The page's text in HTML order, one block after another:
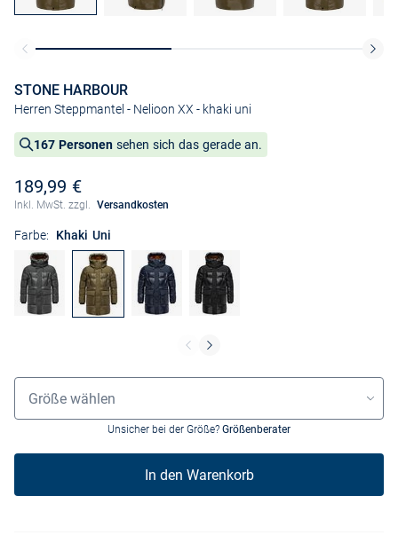
STONE HARBOUR
Herren Steppmantel - Nelioon XX - khaki uni
167 Personen sehen sich das gerade an.
189,99 €
Inkl. MwSt. zzgl. Versandkosten
Farbe: Khaki Uni
Größenauswahl
Größe wählen
Unsicher bei der Größe? Größenberater
In den Warenkorb